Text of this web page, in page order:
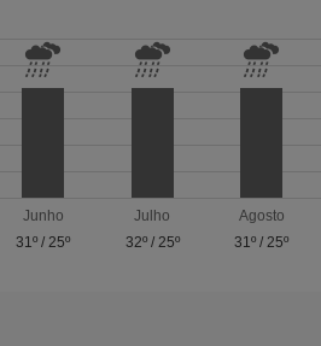
Junho
31º /25º
Julho
32º/ 25º
Agosto
31º /25º